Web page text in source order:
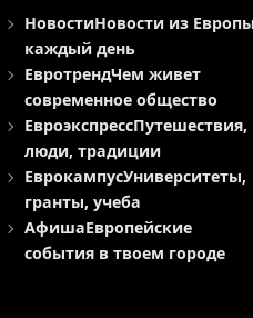
НовостиНовости из Европы
каждый день
ЕвротрендЧем живет
современное общество
ЕвроэкспрессПутешествия,
люди, традиции
ЕврокампусУниверситеты,
гранты, учеба
АфишаЕвропейские
события в твоем городе